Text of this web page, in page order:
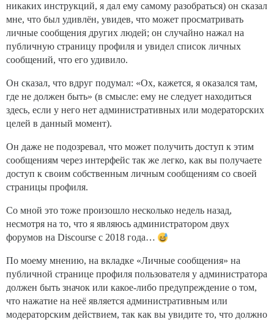
никаких инструкций, я дал ему самому разобраться) он сказал
мне, что был удивлён, увидев, что может просматривать
личные сообщения других людей; он случайно нажал на
публичную страницу профиля и увидел список личных
сообщений, что его удивило.
Он сказал, что вдруг подумал: «Ох, кажется, я оказался там,
где не должен быть» (в смысле: ему не следует находиться
здесь, если у него нет административных или модераторских
целей в данный момент).
Он даже не подозревал, что может получить доступ к этим
сообщениям через интерфейс так же легко, как вы получаете
доступ к своим собственным личным сообщениям со своей
страницы профиля.
Со мной это тоже произошло несколько недель назад,
несмотря на то, что я являюсь администратором двух
форумов на Discourse с 2018 года…
По моему мнению, на вкладке «Личные сообщения» на
публичной странице профиля пользователя у администратора
должен быть значок или какое-либо предупреждение о том,
что нажатие на неё является административным или
модераторским действием, так как вы увидите то, что должно